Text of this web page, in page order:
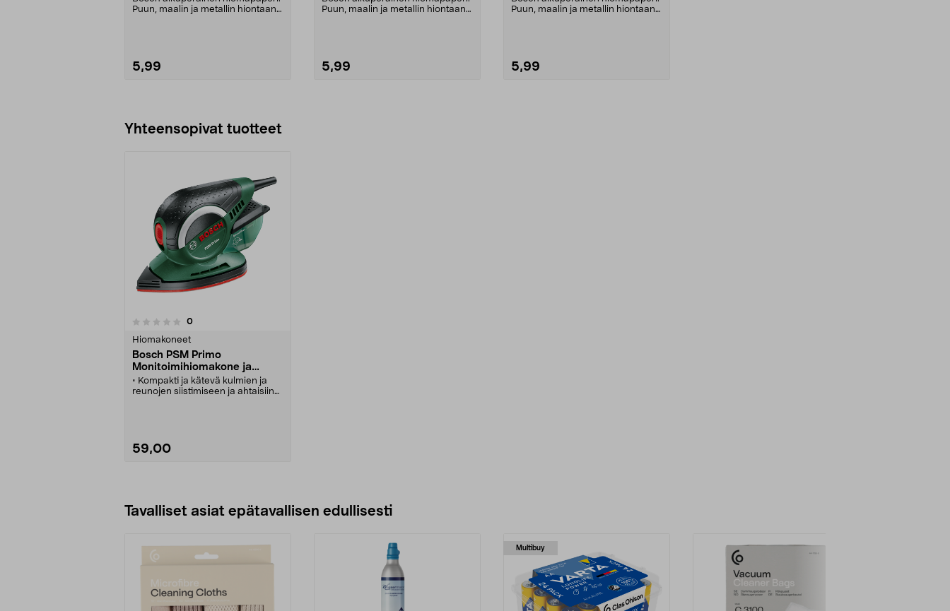
Puun, maalin ja metallin hiontaan.
5,99
Puun, maalin ja metallin hiontaan.
5,99
Puun, maalin ja metallin hiontaan.
5,99
Yhteensopivat tuotteet
0arvostelut
Hiomakoneet
Bosch PSM Primo
Monitoimihiomakone ja
hiomapaperi, 50 W
• Kompakti ja kätevä kulmien ja
reunojen siistimiseen ja ahtaisiin
• Monitoimihiomakone, jossa
tarrakiinnitys – helppo
• Pakkaukseen sisältyy 1 x
hiomapaperi (karkeus 80)
59,00
Tavalliset asiat epätavallisen edullisesti
Multibuy